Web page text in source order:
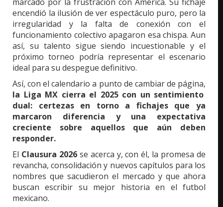
encendió la ilusión de ver espectáculo puro, pero la
irregularidad y la falta de conexión con el
funcionamiento colectivo apagaron esa chispa. Aun
así, su talento sigue siendo incuestionable y el
próximo torneo podría representar el escenario
ideal para su despegue definitivo.
Así, con el calendario a punto de cambiar de página,
la Liga MX cierra el 2025 con un sentimiento
dual: certezas en torno a fichajes que ya
marcaron diferencia y una expectativa
creciente sobre aquellos que aún deben
responder.
El Clausura 2026se acerca y, con él, la promesa de
revancha, consolidación y nuevos capítulos para los
nombres que sacudieron el mercado y que ahora
buscan escribir su mejor historia en el futbol
mexicano.